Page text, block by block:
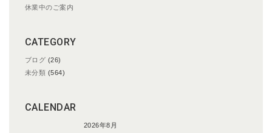
休業中のご案内
CATEGORY
ブログ (26)
未分類 (564)
CALENDAR
2026年8月